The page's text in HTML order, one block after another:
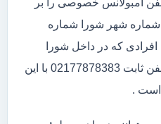
پیش شماره شهر شورا شماره
که در داخل شورا
ساکن هستند و قصد دارند با تلفن ثابت 02177878383 با این
است .